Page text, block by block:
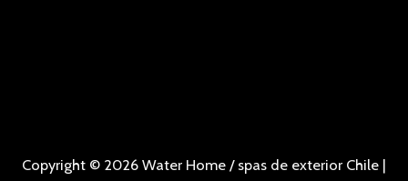
Copyright © 2026 Water Home / spas de exterior Chile |